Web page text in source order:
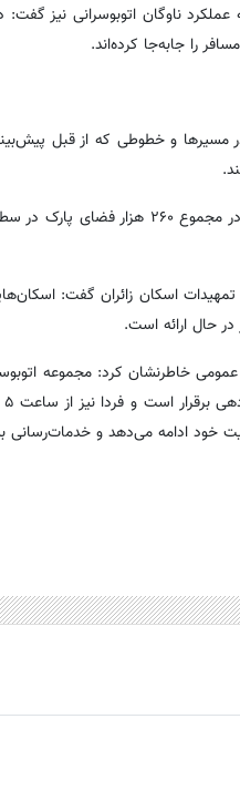
حدود ۲ هزار تاکسی ون در مسیرها و
وی درباره ظرفیت پارکینگ‌های پایتخت
اسکان زائران گفت:
حال ارائه است.
خود ادامه می‌دهد و خدمات‌رسانی